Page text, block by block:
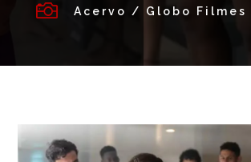
 Acervo / Globo Filmes